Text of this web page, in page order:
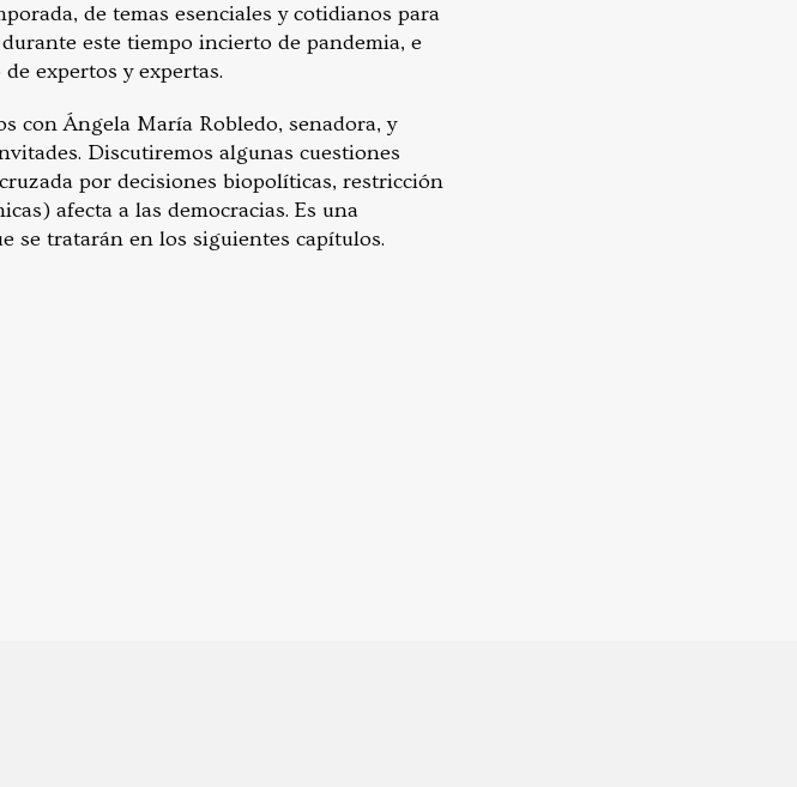
de temas esenciales y cotidianos para
este tiempo incierto de pandemia, e
expertos y expertas.
con Ángela María Robledo, senadora, y
Discutiremos algunas cuestiones
por decisiones biopolíticas, restricción
afecta a las democracias. Es una
se tratarán en los siguientes capítulos.